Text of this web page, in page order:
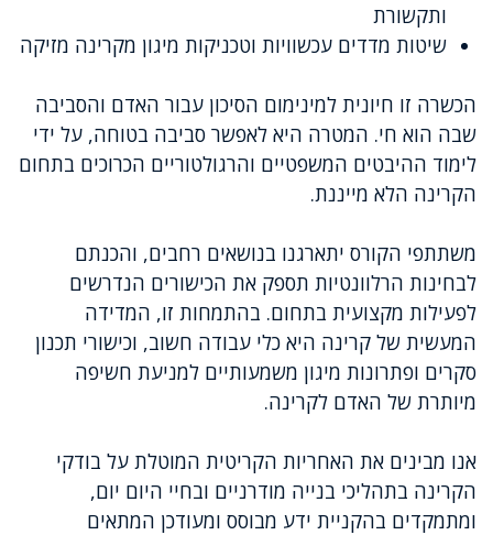
ותקשורת
שיטות מדדים עכשוויות וטכניקות מיגון מקרינה מזיקה
הכשרה זו חיונית למינימום הסיכון עבור האדם והסביבה
שבה הוא חי. המטרה היא לאפשר סביבה בטוחה, על ידי
לימוד ההיבטים המשפטיים והרגולטוריים הכרוכים בתחום
הקרינה הלא מייננת.
משתתפי הקורס יתארגנו בנושאים רחבים, והכנתם
לבחינות הרלוונטיות תספק את הכישורים הנדרשים
לפעילות מקצועית בתחום. בהתמחות זו, המדידה
המעשית של קרינה היא כלי עבודה חשוב, וכישורי תכנון
סקרים ופתרונות מיגון משמעותיים למניעת חשיפה
מיותרת של האדם לקרינה.
אנו מבינים את האחריות הקריטית המוטלת על בודקי
הקרינה בתהליכי בנייה מודרניים ובחיי היום יום,
ומתמקדים בהקניית ידע מבוסס ומעודכן המתאים